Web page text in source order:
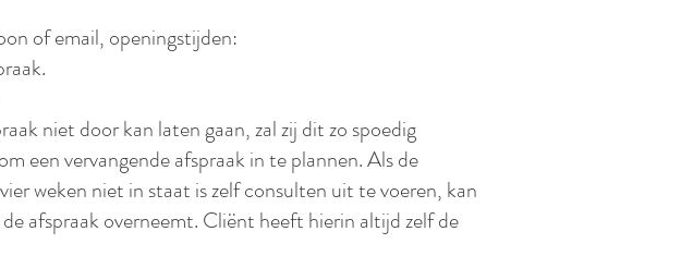
of email, openingstijden:
niet door kan laten gaan, zal zij dit zo spoedig
een vervangende afspraak in te plannen. Als de
weken niet in staat is zelf consulten uit te voeren, kan
afspraak overneemt. Cliënt heeft hierin altijd zelf de